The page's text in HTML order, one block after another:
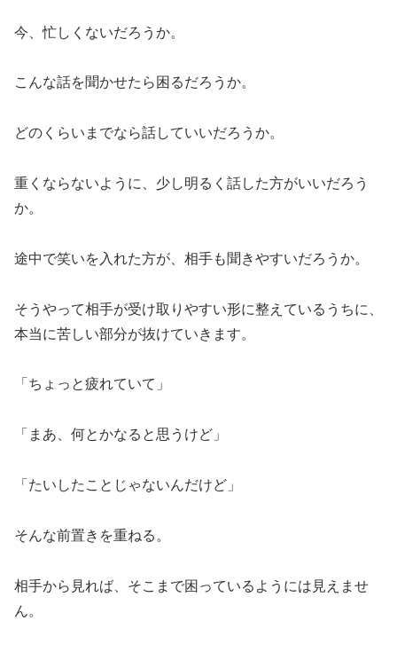
今、忙しくないだろうか。
こんな話を聞かせたら困るだろうか。
どのくらいまでなら話していいだろうか。
重くならないように、少し明るく話した方がいいだろう
か。
途中で笑いを入れた方が、相手も聞きやすいだろうか。
そうやって相手が受け取りやすい形に整えているうちに、
本当に苦しい部分が抜けていきます。
「ちょっと疲れていて」
「まあ、何とかなると思うけど」
「たいしたことじゃないんだけど」
そんな前置きを重ねる。
相手から見れば、そこまで困っているようには見えませ
ん。